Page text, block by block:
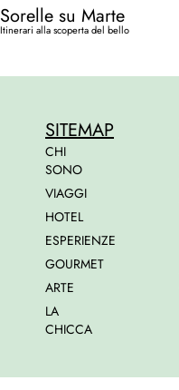
Sorelle su Marte
Itinerari alla scoperta del bello
SITEMAP
CHI
SONO
VIAGGI
HOTEL
ESPERIENZE
GOURMET
ARTE
LA
CHICCA